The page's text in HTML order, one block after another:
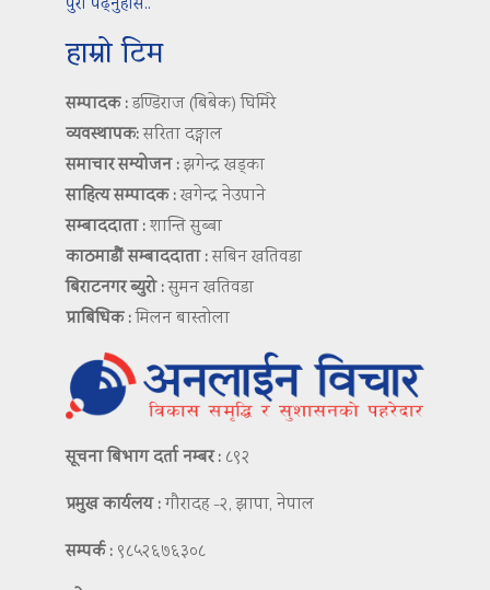
हाम्रो टिम
सम्पादक :डण्डिराज (बिबेक) घिमिरे
व्यवस्थापक:सरिता दङ्गाल
समाचार सम्योजन :झगेन्द्र खड्का
साहित्य सम्पादक :खगेन्द्र नेउपाने
सम्बाददाता :शान्ति सुब्बा
काठमाडौं सम्बाददाता :सबिन खतिवडा
बिराटनगर ब्युरो :सुमन खतिवडा
प्राबिधिक :मिलन बास्तोला
सूचना बिभाग दर्ता नम्बर : ८९२
प्रमुख कार्यलय :गौरादह -२, झापा, नेपाल
सम्पर्क : ९८५२६७६३०८